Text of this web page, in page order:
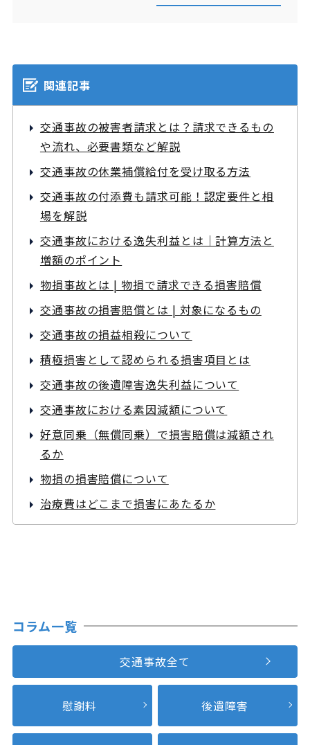
関連記事
交通事故の被害者請求とは？請求できるもの
や流れ、必要書類など解説
交通事故の休業補償給付を受け取る方法
交通事故の付添費も請求可能！認定要件と相
場を解説
交通事故における逸失利益とは｜計算方法と
増額のポイント
物損事故とは | 物損で請求できる損害賠償
交通事故の損害賠償とは | 対象になるもの
交通事故の損益相殺について
積極損害として認められる損害項目とは
交通事故の後遺障害逸失利益について
交通事故における素因減額について
好意同乗（無償同乗）で損害賠償は減額され
るか
物損の損害賠償について
治療費はどこまで損害にあたるか
コラム一覧
交通事故全て
慰謝料 後遺障害